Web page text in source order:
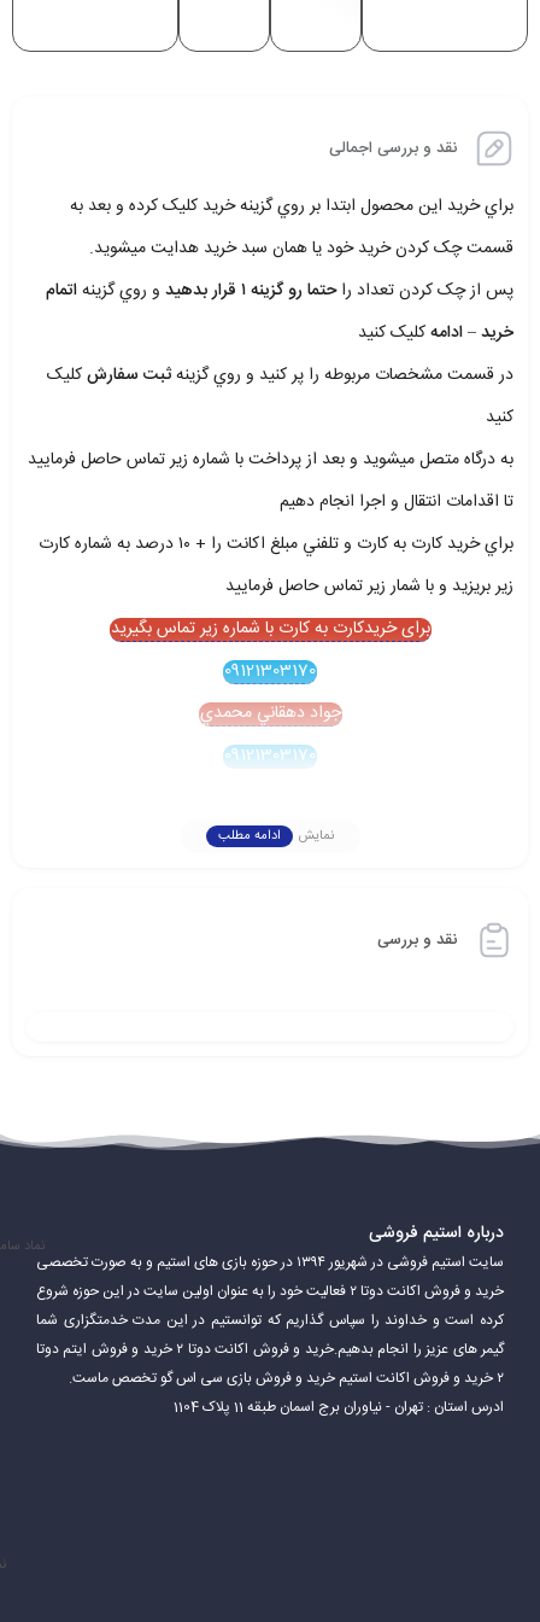
نقد و بررسی اجمالی
براي خريد اين محصول ابتدا بر روي گزينه خريد کليک کرده و بعد به
قسمت چک کردن خريد خود يا همان سبد خريد هدايت ميشويد.
پس از چک کردن تعداد راحتما رو گزينه ۱ قرار بدهيد و روي گزينهاتمام
خريد – ادامهکليک کنيد
در قسمت مشخصات مربوطه را پر کنيد و روي گزينهثبت سفارشکليک
کنيد
به درگاه متصل ميشويد و بعد از پرداخت با شماره زير تماس حاصل فرماييد
تا اقدامات انتقال و اجرا انجام دهيم
براي خريد کارت به کارت و تلفني مبلغ اکانت را + ۱۰ درصد به شماره کارت
زير بريزيد و با شمار زير تماس حاصل فرماييد
برای خریدکارت به کارت با شماره زیر تماس بگیرید
09121303170
جواد دهقاني محمدي
09121303170
نمایش ادامه مطلب
نقد و بررسی
درباره استیم فروشی
سایت استیم فروشی در شهریور ۱۳۹۴ در حوزه بازی های استیم و به صورت تخصصی
خرید و فروش اکانت دوتا ۲ فعالیت خود را به عنوان اولین سایت در این حوزه شروع
کرده است و خداوند را سپاس گذاریم که توانستیم در این مدت خدمتگزاری شما
گیمر های عزیز را انجام بدهیم.خرید و فروش اکانت دوتا ۲ خرید و فروش ایتم دوتا
۲ خرید و فروش اکانت استیم خرید و فروش بازی سی اس گو تخصص ماست.
ادرس استان : تهران - نیاوران برج اسمان طبقه 11 پلاک 1104
نماد